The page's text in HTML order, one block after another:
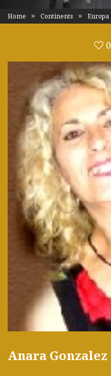
Home Continents Europa
0
Anara Gonzalez